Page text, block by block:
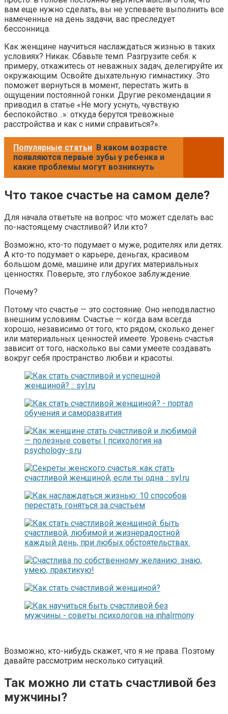
вам еще нужно сделать, вы не успеваете выполнить все
намеченные на день задачи, вас преследует
бессонница.
Как женщине научиться наслаждаться жизнью в таких
условиях? Никак. Сбавьте темп. Разгрузите себя: к
примеру, откажитесь от неважных задач, делегируйте их
окружающим. Освойте дыхательную гимнастику. Это
поможет вернуться в момент, перестать жить в
ощущении постоянной гонки. Другие рекомендации я
приводил в статье «Не могу уснуть, чувствую
беспокойство…»: откуда берутся тревожные
расстройства и как с ними справиться?».
Популярные статьи В каком возрасте
появляются первые зубы у ребенка и
какие проблемы могут возникнуть
Что такое счастье на самом деле?
Для начала ответьте на вопрос: что может сделать вас
по-настоящему счастливой? Или кто?
Возможно, кто-то подумает о муже, родителях или детях.
А кто-то подумает о карьере, деньгах, красивом
большом доме, машине или других материальных
ценностях. Поверьте, это глубокое заблуждение.
Почему?
Потому что счастье — это состояние. Оно неподвластно
внешним условиям. Счастье — когда вам всегда
хорошо, независимо от того, кто рядом, сколько денег
или материальных ценностей имеете. Уровень счастья
зависит от того, насколько вы сами умеете создавать
вокруг себя пространство любви и красоты.
Возможно, кто-нибудь скажет, что я не права. Поэтому
давайте рассмотрим несколько ситуаций.
Так можно ли стать счастливой без
мужчины?